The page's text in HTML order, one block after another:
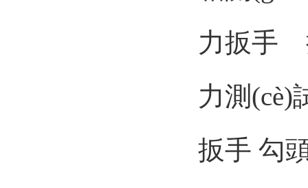
力扳手
力測(cè)
扳手 勾